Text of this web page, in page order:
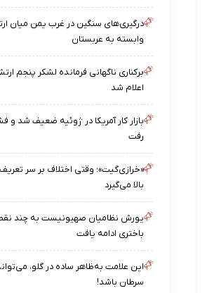
درگیری‌های سنگین در غرب یمن میان
وابسته به عربستان
برکناری ناگهانی فرمانده لشکر پنجم
اعلام شد
بازار کار آمریکا در ژوئیه ضعیف شد و
رفت
«خرازی‌گیت»؛ وقتی اختلاف بر سر
بالا می‌گیرد
یورش نظامیان صهیونیست به چند
باختری ادامه یافت
این علامت به‌ظاهر ساده در گلو،
سرطان باشد!